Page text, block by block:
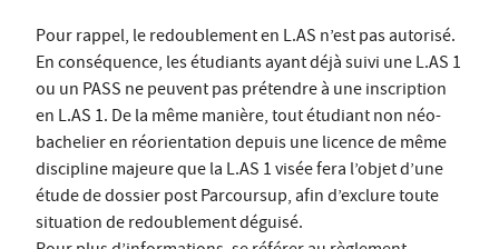
Pour rappel, le redoublement en L.AS n’est pas autorisé.
En conséquence, les étudiants ayant déjà suivi une L.AS 1
ou un PASS ne peuvent pas prétendre à une inscription
en L.AS 1. De la même manière, tout étudiant non néo-
bachelier en réorientation depuis une licence de même
discipline majeure que la L.AS 1 visée fera l’objet d’une
étude de dossier post Parcoursup, afin d’exclure toute
situation de redoublement déguisé.